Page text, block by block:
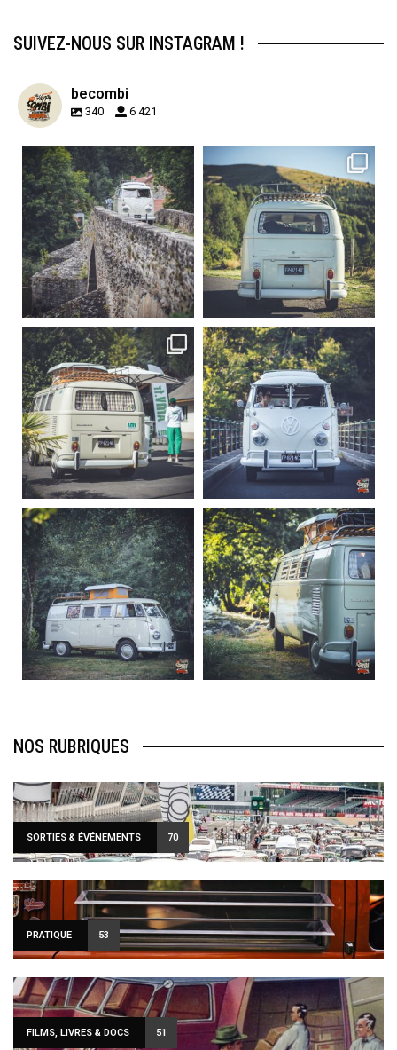
SUIVEZ-NOUS SUR INSTAGRAM !
becombi
340 6 421
becombi
Sep 15
219
3
Sep 12
216
3
becombi
Sep 10
220
4
becombi
Août 10
177
0
becombi
Août 10
120
0
becombi
Août 10
108
0
NOS RUBRIQUES
SORTIES & ÉVÉNEMENTS 70
PRATIQUE 53
FILMS, LIVRES & DOCS 51